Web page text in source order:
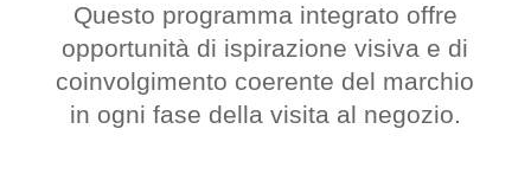
Questo programma integrato offre
opportunità di ispirazione visiva e di
coinvolgimento coerente del marchio
in ogni fase della visita al negozio.